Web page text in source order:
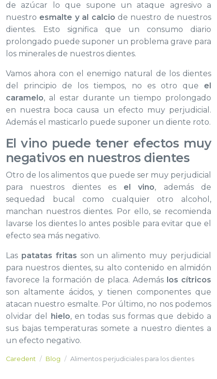
de azúcar lo que supone un ataque agresivo a
nuestro esmalte y al calcio de nuestro de nuestros
dientes. Esto significa que un consumo diario
prolongado puede suponer un problema grave para
los minerales de nuestros dientes.
Vamos ahora con el enemigo natural de los dientes
del principio de los tiempos, no es otro que el
caramelo, al estar durante un tiempo prolongado
en nuestra boca causa un efecto muy perjudicial.
Además el masticarlo puede suponer un diente roto.
El vino puede tener efectos muy
negativos en nuestros dientes
Otro de los alimentos que puede ser muy perjudicial
para nuestros dientes es el vino, además de
sequedad bucal como cualquier otro alcohol,
manchan nuestros dientes. Por ello, se recomienda
lavarse los dientes lo antes posible para evitar que el
efecto sea más negativo.
Las patatas fritas son un alimento muy perjudicial
para nuestros dientes, su alto contenido en almidón
favorece la formación de placa. Además los cítricos
son altamente ácidos, y tienen componentes que
atacan nuestro esmalte. Por último, no nos podemos
olvidar del hielo, en todas sus formas que debido a
sus bajas temperaturas somete a nuestro dientes a
un efecto negativo.
Caredent Blog Alimentos perjudiciales para los dientes